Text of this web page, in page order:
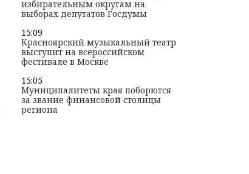
избирательным округам на
выборах депутатов Госдумы
15:09
Красноярский музыкальный театр
выступит на всероссийском
фестивале в Москве
15:05
Муниципалитеты края поборются
за звание финансовой столицы
региона